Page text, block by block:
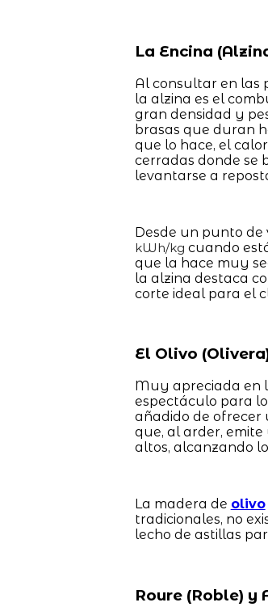
La Encina
Al consultar en las
la alzina es el
gran densidad y
brasas que duran
que lo hace, el
cerradas donde se
levantarse a
Desde un punto de
kWh/kg cuando
que la hace muy
la alzina destaca
corte ideal para el
El Olivo
Muy apreciada en
espectáculo para
añadido de ofrecer
que, al arder,
altos, alcanzando
La madera de olivo
tradicionales, no
lecho de astillas
Roure (Roble) y